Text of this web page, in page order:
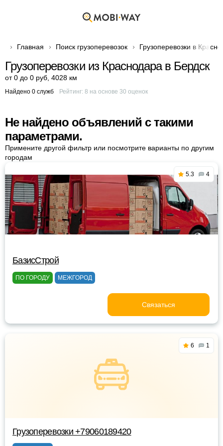
Главная Поиск грузоперевозок Грузоперевозки в
Грузоперевозки из Краснодара в Бердск
от 0 до 0 руб 4028 км
Найдено 0 служб Рейтинг: 8 на основе 30 оценок
Не найдено объявлений с такими
параметрами.
Примените другой фильтр или посмотрите варианты по другим
городам
5.3 4
БазисСтрой
ПО ГОРОДУ МЕЖГОРОД
Связаться
6 1
Грузоперевозки +79060189420